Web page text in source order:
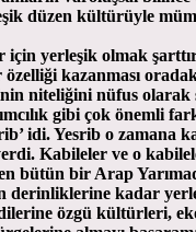
düzen kültürüyle
için yerleşik olmak
özelliği kazanması
niteliğini nüfus olarak
gibi çok önemli
idi. Yesrib o
Kabileler ve o
bütün bir Arap
derinliklerine kadar
özgü kültürleri,